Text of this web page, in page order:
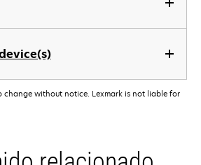
change without notice. Lexmark is not liable for